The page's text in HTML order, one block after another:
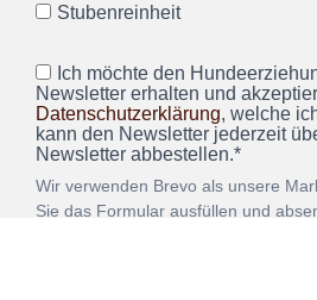
Stubenreinheit
Ich möchte den
Newsletter erhalten und
Datenschutzerklärung, welche
kann den Newsletter jederzeit
Newsletter abbestellen.*
Wir verwenden Brevo als unsere
Sie das Formular ausfüllen und